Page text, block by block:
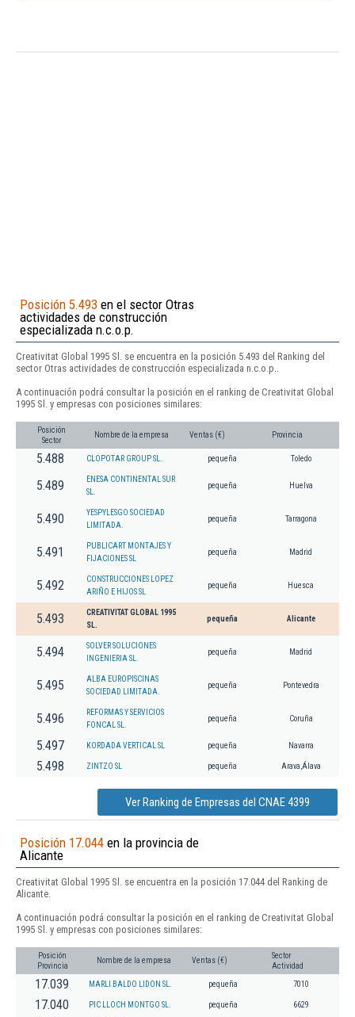
Posición 5.493 en el sector Otras
actividades de construcción
especializada n.c.o.p.
Creativitat Global 1995 Sl. se encuentra en la posición 5.493 del Ranking del
sector Otras actividades de construcción especializada n.c.o.p..
A continuación podrá consultar la posición en el ranking de Creativitat Global
1995 Sl. y empresas con posiciones similares:
Posición
Sector
Nombre de la empresa Ventas (€) Provincia
5.488 CLOPOTAR GROUP SL. pequeña Toledo
5.489
ENESA CONTINENTAL SUR
SL.
pequeña Huelva
5.490
YESPYLESGO SOCIEDAD
LIMITADA.
pequeña Tarragona
5.491
PUBLICART MONTAJES Y
FIJACIONES SL
pequeña Madrid
5.492
CONSTRUCCIONES LOPEZ
ARIÑO E HIJOS SL
pequeña Huesca
5.493
CREATIVITAT GLOBAL 1995
SL.
pequeña Alicante
5.494
SOLVER SOLUCIONES
INGENIERIA SL.
pequeña Madrid
5.495
ALBA EUROPISCINAS
SOCIEDAD LIMITADA.
pequeña Pontevedra
5.496
REFORMAS Y SERVICIOS
FONCAL SL.
pequeña Coruña
5.497 KORDADA VERTICAL SL pequeña Navarra
5.498 ZINTZO SL pequeña Arava,Álava
Ver Ranking de Empresas del CNAE 4399
Posición 17.044 en la provincia de
Alicante
Creativitat Global 1995 Sl. se encuentra en la posición 17.044 del Ranking de
Alicante.
A continuación podrá consultar la posición en el ranking de Creativitat Global
1995 Sl. y empresas con posiciones similares:
Posición
Provincia
Nombre de la empresa Ventas (€)
Sector
Actividad
17.039 MARLI BALDO LIDON SL. pequeña 7010
17.040 PIC LLOCH MONTGO SL. pequeña 6629